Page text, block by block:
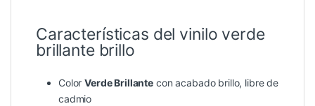
Características del vinilo verde
brillante brillo
ColorVerde Brillante con acabado brillo, libre de
cadmio